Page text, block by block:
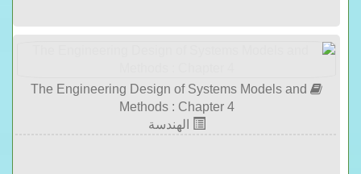
The Engineering Design of Systems Models and
Methods : Chapter 4
الهندسة